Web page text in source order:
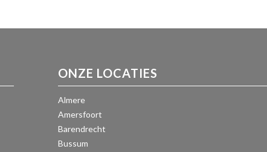
ONZE LOCATIES
Almere
Amersfoort
Barendrecht
Bussum